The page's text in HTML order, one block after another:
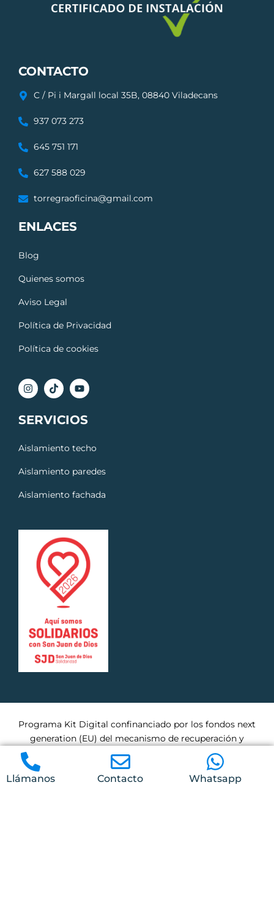
Llámanos Contacto Whatsapp
CONTACTO
C / Pi i Margall local 35B, 08840 Viladecans
937 073 273
645 751 171
627 588 029
torregraoficina@gmail.com
ENLACES
Blog
Quienes somos
Aviso Legal
Política de Privacidad
Política de cookies
SERVICIOS
Aislamiento techo
Aislamiento paredes
Aislamiento fachada
Programa Kit Digital confinanciado por los fondos next
generation (EU) del mecanismo de recuperación y
residencia.